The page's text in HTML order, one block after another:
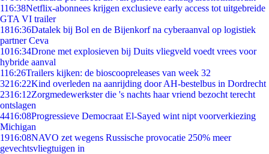
116:38Netflix-abonnees krijgen exclusieve early access tot uitgebreide
GTA VI trailer
1816:36Datalek bij Bol en de Bijenkorf na cyberaanval op logistiek
partner Ceva
1016:34Drone met explosieven bij Duits vliegveld voedt vrees voor
hybride aanval
116:26Trailers kijken: de bioscoopreleases van week 32
3216:22Kind overleden na aanrijding door AH-bestelbus in Dordrecht
2316:12Zorgmedewerkster die 's nachts haar vriend bezocht terecht
ontslagen
4416:08Progressieve Democraat El-Sayed wint nipt voorverkiezing
Michigan
1916:08NAVO zet wegens Russische provocatie 250% meer
gevechtsvliegtuigen in